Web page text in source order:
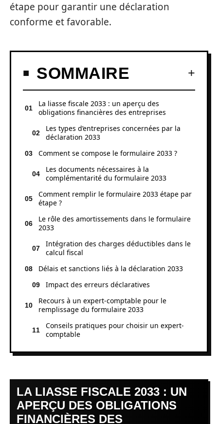
étape pour garantir une déclaration
conforme et favorable.
SOMMAIRE
La liasse fiscale 2033 : un aperçu des
obligations financières des entreprises
Les types d’entreprises concernées par la
déclaration 2033
Comment se compose le formulaire 2033 ?
Les documents nécessaires à la
complémentarité du formulaire 2033
Comment remplir le formulaire 2033 étape par
étape ?
Le rôle des amortissements dans le formulaire
2033
Intégration des charges déductibles dans le
calcul fiscal
Délais et sanctions liés à la déclaration 2033
Impact des erreurs déclaratives
Recours à un expert-comptable pour le
remplissage du formulaire 2033
Conseils pratiques pour choisir un expert-
comptable
LA LIASSE FISCALE 2033 : UN
APERÇU DES OBLIGATIONS
FINANCIÈRES DES